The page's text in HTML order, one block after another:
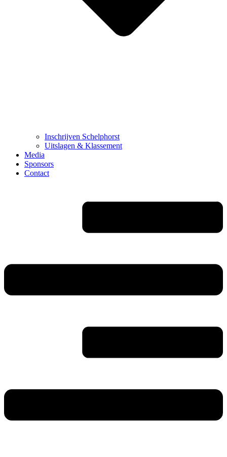
Inschrijven Schelphorst
Uitslagen & Klassement
Media
Sponsors
Contact